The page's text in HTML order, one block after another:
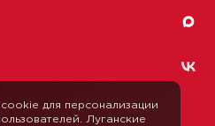
для персонализации
Луганские